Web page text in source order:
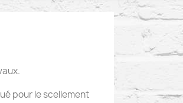
pour le scellement